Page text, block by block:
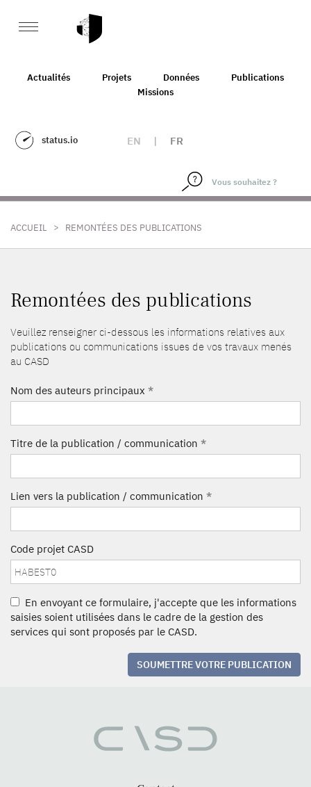
Actualités Projets Données
Publications
Missions
status.io EN | FR
ACCUEIL > REMONTÉES DES PUBLICATIONS
Remontées des publications
Veuillez renseigner ci-dessous les informations relatives aux
publications ou communications issues de vos travaux menés
au CASD
Nom des auteurs principaux *
Titre de la publication / communication *
Lien vers la publication / communication *
Code projet CASD
En envoyant ce formulaire, j'accepte que les informations
saisies soient utilisées dans le cadre de la gestion des
services qui sont proposés par le CASD.
SOUMETTRE VOTRE PUBLICATION